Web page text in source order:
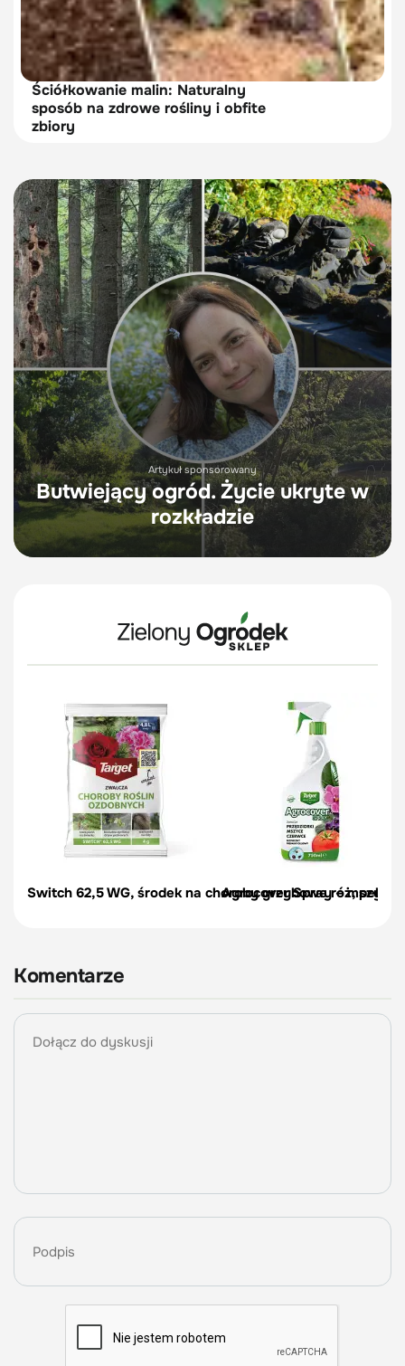
Ściółkowanie malin: Naturalny
sposób na zdrowe rośliny i obfite
zbiory
Artykuł sponsorowany
Butwiejący ogród. Życie ukryte w
rozkładzie
Switch 62,5 WG, środek na choroby grzybowe róż,
Agrocover Spray –
Komentarze